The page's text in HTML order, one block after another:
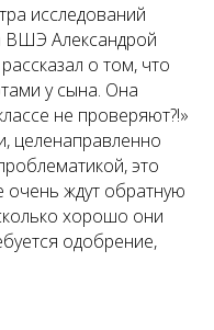
исследований
ВШЭ Александрой
о том, что
у сына. Она
не проверяют?!»
целенаправленно
это
очень ждут обратную
хорошо они
одобрение,